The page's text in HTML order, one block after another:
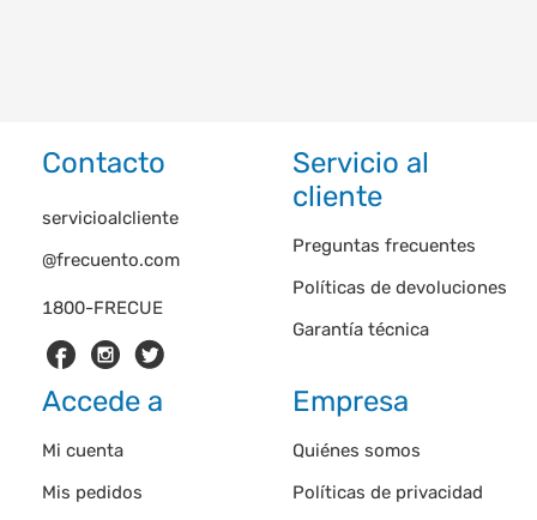
Contacto
1800-FRECUE
servicioalcliente
@frecuento.com
Servicio al
cliente
Preguntas frecuentes
Políticas de devoluciones
Garantía técnica
Accede a
Mi cuenta
Mis pedidos
Empresa
Quiénes somos
Políticas de privacidad